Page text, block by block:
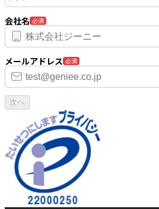
会社名 必須
メールアドレス 必須
次へ